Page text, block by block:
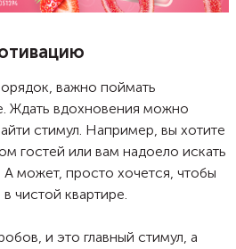
важно поймать
Ждать вдохновения можно
стимул. Например, вы хотите
гостей или вам надоело искать
может, просто хочется, чтобы
чистой квартире.
и это главный стимул, а